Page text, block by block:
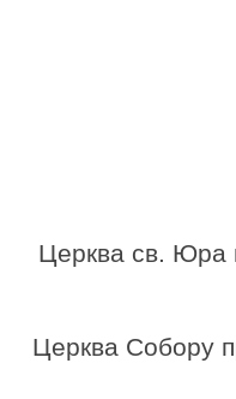
Церква св. Юра
Церква Собору